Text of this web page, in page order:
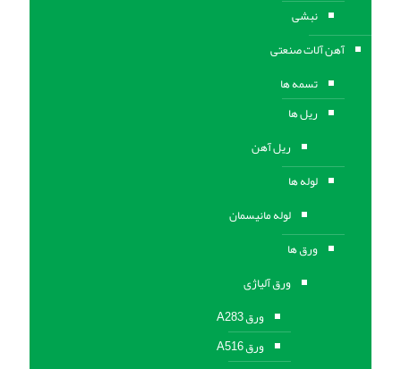
نبشی
آهن آلات صنعتی
تسمه ها
ریل ها
ریل آهن
لوله ها
لوله مانیسمان
ورق ها
ورق آلیاژی
ورق A283
ورق A516